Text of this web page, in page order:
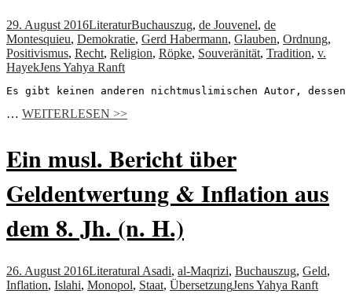
29. August 2016LiteraturBuchauszug, de Jouvenel, de
Montesquieu, Demokratie, Gerd Habermann, Glauben, Ordnung,
Positivismus, Recht, Religion, Röpke, Souveränität, Tradition, v.
HayekJens Yahya Ranft
Es gibt keinen anderen nichtmuslimischen Autor,
… WEITERLESEN >>
Ein musl. Bericht über
Geldentwertung & Inflation aus
dem 8. Jh. (n. H.)
26. August 2016Literatural Asadi, al-Maqrizi, Buchauszug, Geld,
Inflation, Islahi, Monopol, Staat, ÜbersetzungJens Yahya Ranft